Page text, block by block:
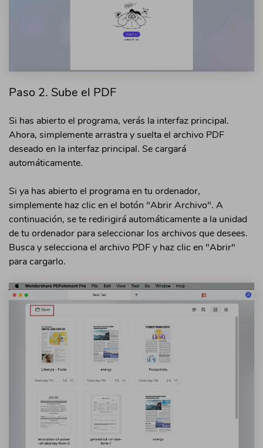
Paso 2. Sube el PDF
Si has abierto el programa, verás la interfaz principal.
Ahora, simplemente arrastra y suelta el archivo PDF
deseado en la interfaz principal. Se cargará
automáticamente.
Si ya has abierto el programa en tu ordenador,
simplemente haz clic en el botón "Abrir Archivo". A
continuación, se te redirigirá automáticamente a la unidad
de tu ordenador para seleccionar los archivos que desees.
Busca y selecciona el archivo PDF y haz clic en "Abrir"
para cargarlo.